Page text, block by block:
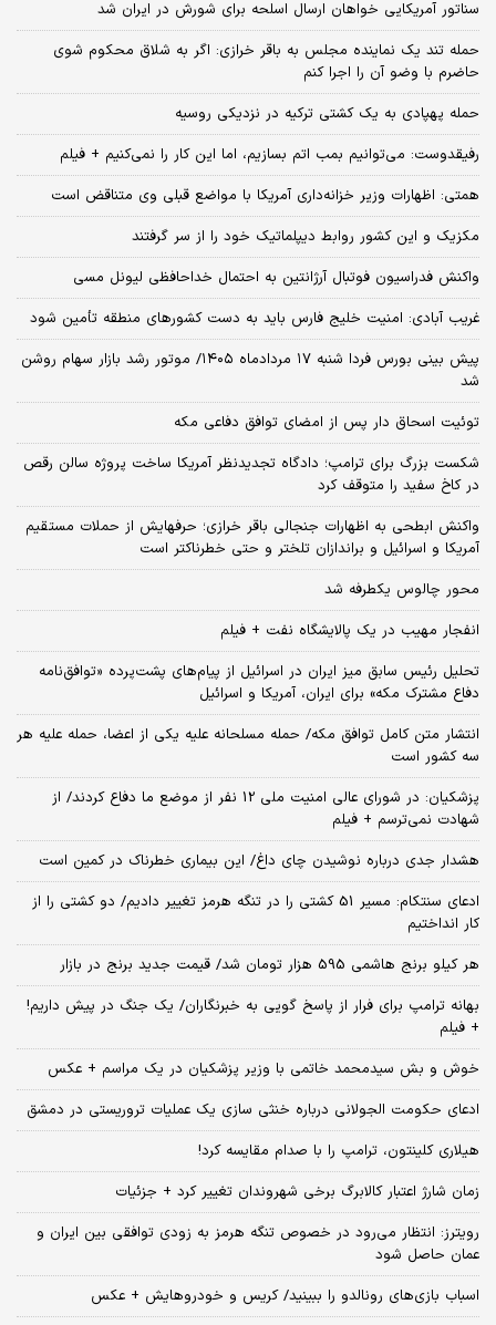
سناتور آمریکایی خواهان ارسال اسلحه برای شورش در ایران شد
حمله تند یک نماینده مجلس به باقر خرازی: اگر به شلاق محکوم شوی
حاضرم با وضو آن را اجرا کنم
حمله پهپادی به یک کشتی ترکیه در نزدیکی روسیه
رفیقدوست: می‌توانیم بمب اتم بسازیم، اما این کار را نمی‌کنیم + فیلم
همتی: اظهارات وزیر خزانه‌داری آمریکا با مواضع قبلی وی متناقض است
مکزیک و این کشور روابط دیپلماتیک خود را از سر گرفتند
واکنش فدراسیون فوتبال آرژانتین به احتمال خداحافظی لیونل مسی
غریب آبادی: امنیت خلیج فارس باید به دست کشورهای منطقه تأمین شود
پیش بینی بورس فردا شنبه ۱۷ مردادماه ۱۴۰۵/ موتور رشد بازار سهام روشن
شد
توئیت اسحاق دار پس از امضای توافق دفاعی مکه
شکست بزرگ برای ترامپ؛ دادگاه تجدیدنظر آمریکا ساخت پروژه سالن رقص
در کاخ سفید را متوقف کرد
واکنش ابطحی به اظهارات جنجالی باقر خرازی؛ حرفهایش از حملات مستقیم
آمریکا و اسرائیل و براندازان تلختر و حتی خطرناکتر است
محور چالوس یکطرفه شد
انفجار مهیب در یک پالایشگاه نفت + فیلم
تحلیل رئیس سابق میز ایران در اسرائیل از پیام‌های پشت‌پرده «توافق‌نامه
دفاع مشترک مکه» برای ایران، آمریکا و اسرائیل
انتشار متن کامل توافق مکه/ حمله مسلحانه علیه یکی از اعضا، حمله علیه هر
سه کشور است
پزشکیان: در شورای عالی امنیت ملی 12 نفر از موضع ما دفاع کردند/ از
شهادت نمی‌ترسم + فیلم
هشدار جدی درباره نوشیدن چای داغ/ این بیماری خطرناک در کمین است
ادعای سنتکام: مسیر 51 کشتی را در تنگه هرمز تغییر دادیم/ دو کشتی را از
کار انداختیم
هر کیلو برنج هاشمی 595 هزار تومان شد/ قیمت جدید برنج در بازار
بهانه ترامپ برای فرار از پاسخ گویی به خبرنگاران/ یک جنگ در پیش داریم!
+ فیلم
خوش و بش سیدمحمد خاتمی با وزیر پزشکیان در یک مراسم + عکس
ادعای حکومت الجولانی درباره خنثی سازی یک عملیات تروریستی در دمشق
هیلاری کلینتون، ترامپ را با صدام مقایسه کرد!
زمان شارژ اعتبار کالابرگ برخی شهروندان تغییر کرد + جزئیات
رویترز: انتظار می‌رود در خصوص تنگه هرمز به زودی توافقی بین ایران و
عمان حاصل شود
اسباب‌ بازی‌های رونالدو را ببینید/ کریس و خودروهایش + عکس